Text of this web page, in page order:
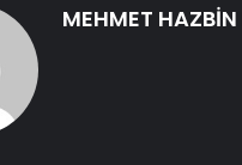
MEHMET